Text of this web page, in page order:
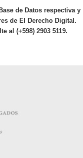
de Datos respectiva y
de El Derecho Digital.
al (+598) 2903 5119.